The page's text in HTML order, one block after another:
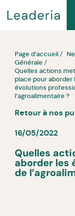
Page d’accueil
Générale
Quelles actions
place pour aborder
évolutions
l’agroalimentaire ?
Retour à nos
16/05/2022
Quelles
aborder les
de